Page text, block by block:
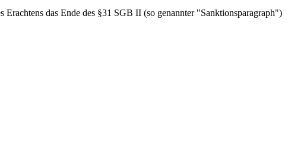
Erachtens das Ende des §31 SGB II (so genannter "Sanktionsparagraph")